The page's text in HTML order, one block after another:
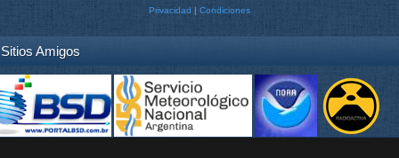
Privacidad | Condiciones
Sitios Amigos